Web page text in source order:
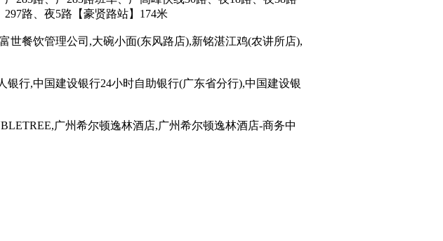
路、夜5路【豪贤路站】174米
世餐饮管理公司,大碗小面(东风路店),新铭湛江鸡(农讲所店),
行,中国建设银行24小时自助银行(广东省分行),中国建设银
广州希尔顿逸林酒店,广州希尔顿逸林酒店-商务中